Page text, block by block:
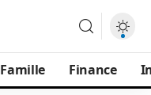
Famille Finance